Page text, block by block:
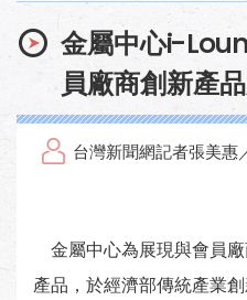
金屬中心i-
員廠商創新產
台灣新聞網記者張美惠
金屬中心為展現與會員
產品，於經濟部傳統產業